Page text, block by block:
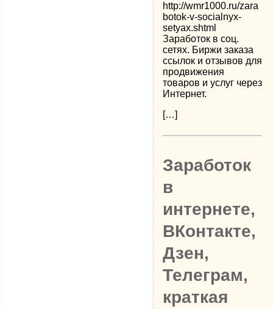
http://wmr1000.ru/zara
botok-v-socialnyx-
setyax.shtml
Заработок в соц.
сетях. Биржи заказа
ссылок и отзывов для
продвижения
товаров и услуг через
Интернет.
[…]
Заработок
в
интернете,
ВКонтакте,
Дзен,
Телеграм,
краткая